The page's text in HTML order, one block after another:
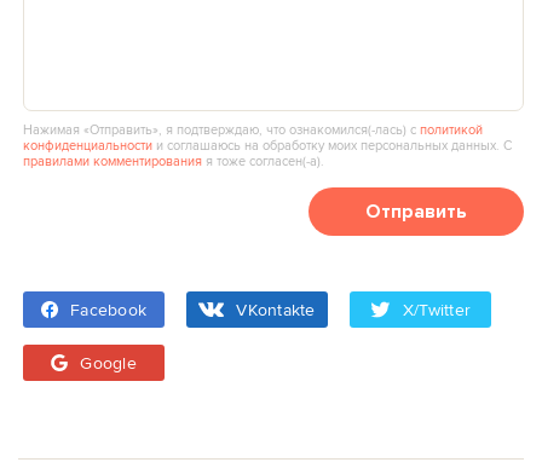
Нажимая «Отправить», я подтверждаю, что ознакомился(‑лась) сполитикой
конфиденциальности и соглашаюсь на обработку моих персональных данных. С
правилами комментирования я тоже согласен(‑а).
Отправить
Facebook VKontakte X/Twitter
Google